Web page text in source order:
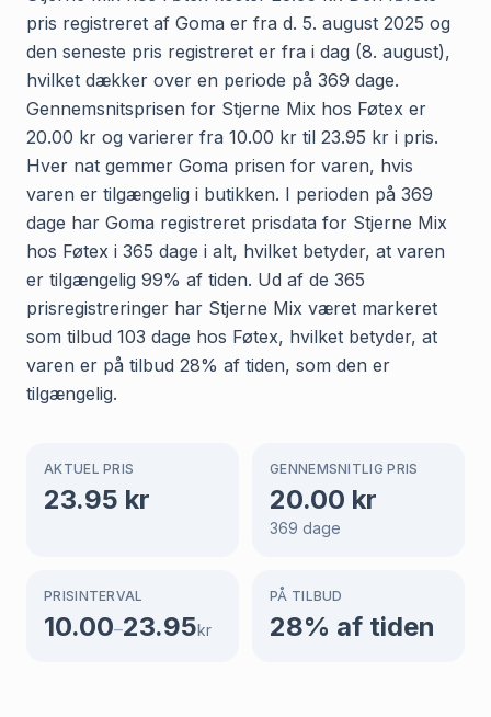
pris registreret af Goma er fra d. 5. august 2025 og
den seneste pris registreret er fra i dag (8. august),
hvilket dækker over en periode på 369 dage.
Gennemsnitsprisen for Stjerne Mix hos Føtex er
20.00 kr og varierer fra 10.00 kr til 23.95 kr i pris.
Hver nat gemmer Goma prisen for varen, hvis
varen er tilgængelig i butikken. I perioden på 369
dage har Goma registreret prisdata for Stjerne Mix
hos Føtex i 365 dage i alt, hvilket betyder, at varen
er tilgængelig 99% af tiden. Ud af de 365
prisregistreringer har Stjerne Mix været markeret
som tilbud 103 dage hos Føtex, hvilket betyder, at
varen er på tilbud 28% af tiden, som den er
tilgængelig.
AKTUEL PRIS
23.95 kr
GENNEMSNITLIG PRIS
20.00 kr
369 dage
PRISINTERVAL
10.00–23.95kr
PÅ TILBUD
28% af tiden